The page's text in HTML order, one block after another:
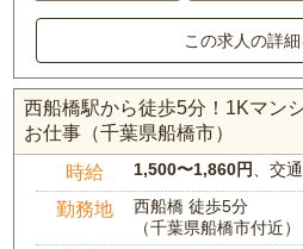
この求人の詳
西船橋駅から徒歩5分！1Kマン
お仕事（千葉県船橋市）
時給 1,500〜1,860円 、交
勤務地
西船橋 徒歩5分
（千葉県船橋市付近）